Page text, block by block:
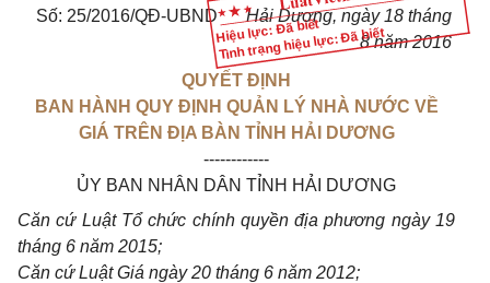
Hiệu lực: Đã biết
Tình trạng hiệu lực: Đã biết
Số: 25/2016/QĐ-UBND
Hải Dương, ngày 18 tháng
8 năm 2016
QUYẾT ĐỊNH
BAN HÀNH QUY ĐỊNH QUẢN LÝ NHÀ NƯỚC VỀ
GIÁ TRÊN ĐỊA BÀN TỈNH HẢI DƯƠNG
------------
ỦY BAN NHÂN DÂN TỈNH HẢI DƯƠNG
Căn cứ Luật Tổ chức chính quyền địa phương ngày 19
tháng 6 năm 2015;
Căn cứ Luật Giá ngày 20 tháng 6 năm 2012;